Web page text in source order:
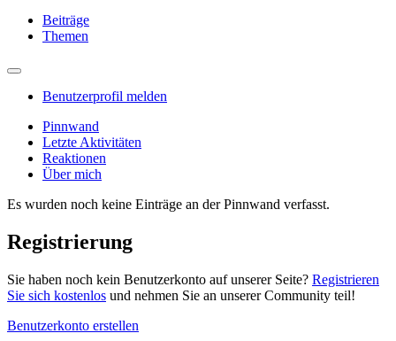
Beiträge
Themen
Benutzerprofil melden
Pinnwand
Letzte Aktivitäten
Reaktionen
Über mich
Es wurden noch keine Einträge an der Pinnwand verfasst.
Registrierung
Sie haben noch kein Benutzerkonto auf unserer Seite? Registrieren
Sie sich kostenlos und nehmen Sie an unserer Community teil!
Benutzerkonto erstellen